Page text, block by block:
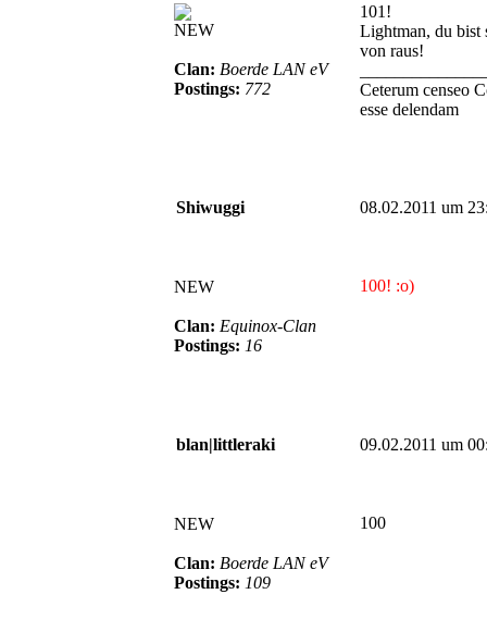
NEW
Clan: Boerde LAN eV
Postings: 772
101!
Lightman, du bist
von raus!
Ceterum censeo
esse delendam
Shiwuggi 08.02.2011 um
NEW
Clan: Equinox-Clan
Postings: 16
100! :o)
blan|littleraki 09.02.2011 um
NEW
Clan: Boerde LAN eV
Postings: 109
100